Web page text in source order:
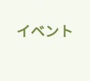
イベント